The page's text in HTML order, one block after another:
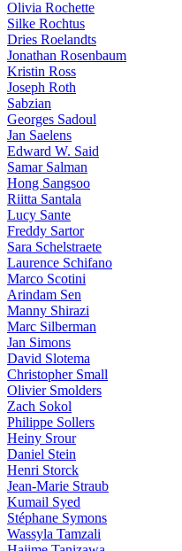
Olivia Rochette
Silke Rochtus
Dries Roelandts
Jonathan Rosenbaum
Kristin Ross
Joseph Roth
Sabzian
Georges Sadoul
Jan Saelens
Edward W. Said
Samar Salman
Hong Sangsoo
Riitta Santala
Lucy Sante
Freddy Sartor
Sara Schelstraete
Laurence Schifano
Marco Scotini
Arindam Sen
Manny Shirazi
Marc Silberman
Jan Simons
David Slotema
Christopher Small
Olivier Smolders
Zach Sokol
Philippe Sollers
Heiny Srour
Daniel Stein
Henri Storck
Jean-Marie Straub
Kumail Syed
Stéphane Symons
Wassyla Tamzali